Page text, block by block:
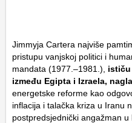
Jimmyja Cartera najviše
pristupu vanjskoj politici i
mandata (1977.–1981.),
ističu
između Egipta i Izraela,
energetske reforme kao
inflacija i talačka kriza u Iranu
postpredsjednički angažman